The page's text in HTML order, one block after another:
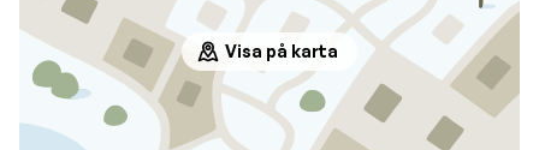
Visa på karta